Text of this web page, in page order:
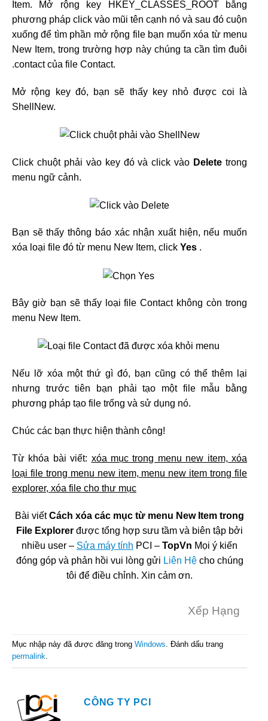
Item. Mở rộng key HKEY_CLASSES_ROOT bằng
phương pháp click vào mũi tên cạnh nó và sau đó cuộn
xuống để tìm phần mở rộng file bạn muốn xóa từ menu
New Item, trong trường hợp này chúng ta cần tìm đuôi
.contact của file Contact.
Mở rộng key đó, bạn sẽ thấy key nhỏ được coi là
ShellNew.
Click chuột phải vào key đó và click vào Deletetrong
menu ngữ cảnh.
Bạn sẽ thấy thông báo xác nhận xuất hiện, nếu muốn
xóa loại file đó từ menu New Item, click Yes .
Bây giờ bạn sẽ thấy loại file Contact không còn trong
menu New Item.
Nếu lỡ xóa một thứ gì đó, bạn cũng có thể thêm lại
nhưng trước tiên bạn phải tạo một file mẫu bằng
phương pháp tạo file trống và sử dụng nó.
Chúc các bạn thực hiện thành công!
Từ khóa bài viết: xóa mục trong menu new item, xóa
loại file trong menu new item, menu new item trong file
explorer, xóa file cho thư mục
Bài viếtCách xóa các mục từ menu New Item trong
File Explorer được tổng hợp sưu tầm và biên tập bởi
nhiều user – Sửa máy tính PCI – TopVn Mọi ý kiến
đóng góp và phản hồi vui lòng gửi Liên Hệcho chúng
tôi để điều chỉnh. Xin cảm ơn.
Xếp Hạng
Mục nhập này đã được đăng trong Windows . Đánh dấu trang
permalink
CÔNG TY PCI